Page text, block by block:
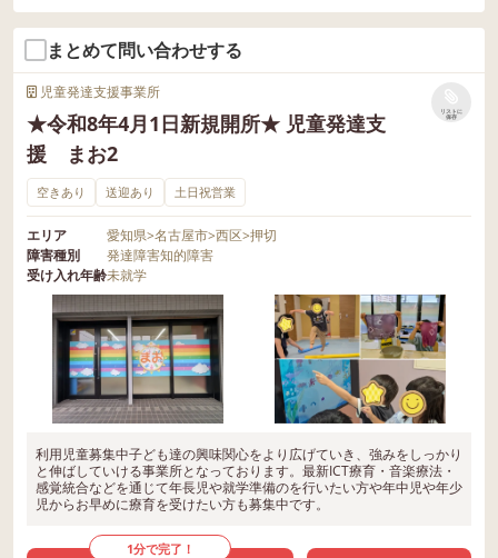
まとめて問い合わせする
児童発達支援事業所
★令和8年4月1日新規開所★ 児童発達支
援 まお2
リストに
保存
空きあり 送迎あり 土日祝営業
エリア 愛知県>名古屋市>西区>押切
障害種別
発達障害知的障害
受け入れ年齢未就学
利用児童募集中子ども達の興味関心をより広げていき、強みをしっかり
と伸ばしていける事業所となっております。最新ICT療育・音楽療法・
感覚統合などを通じて年長児や就学準備のを行いたい方や年中児や年少
児からお早めに療育を受けたい方も募集中です。
1分で完了！